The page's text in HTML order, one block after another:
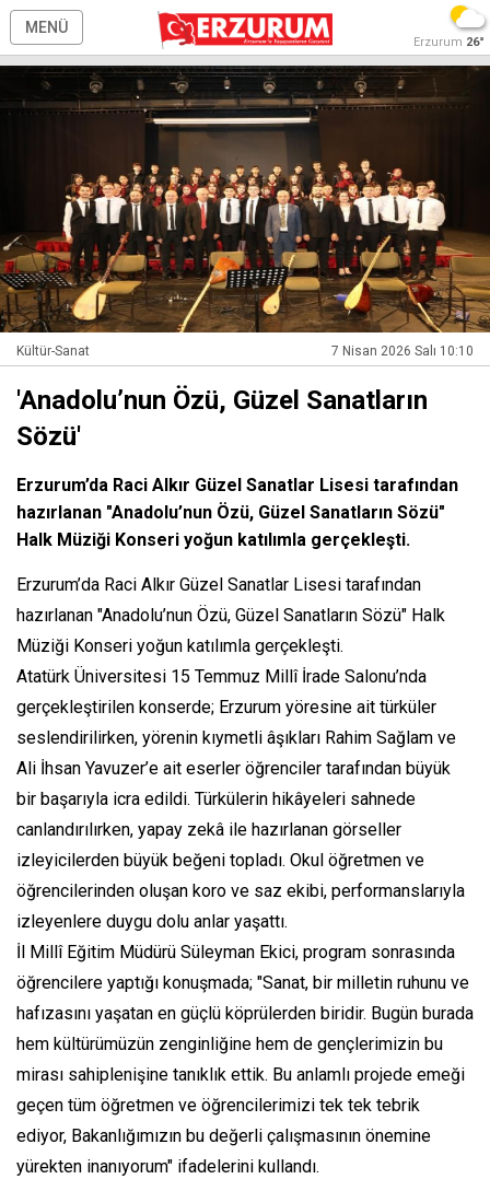
MENÜ
Erzurum 26°
Kültür-Sanat 7 Nisan 2026 Salı 10:10
'Anadolu’nun Özü, Güzel Sanatların
Sözü'
Erzurum’da Raci Alkır Güzel Sanatlar Lisesi tarafından
hazırlanan "Anadolu’nun Özü, Güzel Sanatların Sözü"
Halk Müziği Konseri yoğun katılımla gerçekleşti.
Erzurum’da Raci Alkır Güzel Sanatlar Lisesi tarafından
hazırlanan "Anadolu’nun Özü, Güzel Sanatların Sözü" Halk
Müziği Konseri yoğun katılımla gerçekleşti.
Atatürk Üniversitesi 15 Temmuz Millî İrade Salonu’nda
gerçekleştirilen konserde; Erzurum yöresine ait türküler
seslendirilirken, yörenin kıymetli âşıkları Rahim Sağlam ve
Ali İhsan Yavuzer’e ait eserler öğrenciler tarafından büyük
bir başarıyla icra edildi. Türkülerin hikâyeleri sahnede
canlandırılırken, yapay zekâ ile hazırlanan görseller
izleyicilerden büyük beğeni topladı. Okul öğretmen ve
öğrencilerinden oluşan koro ve saz ekibi, performanslarıyla
izleyenlere duygu dolu anlar yaşattı.
İl Millî Eğitim Müdürü Süleyman Ekici, program sonrasında
öğrencilere yaptığı konuşmada; "Sanat, bir milletin ruhunu ve
hafızasını yaşatan en güçlü köprülerden biridir. Bugün burada
hem kültürümüzün zenginliğine hem de gençlerimizin bu
mirası sahiplenişine tanıklık ettik. Bu anlamlı projede emeği
geçen tüm öğretmen ve öğrencilerimizi tek tek tebrik
ediyor, Bakanlığımızın bu değerli çalışmasının önemine
yürekten inanıyorum" ifadelerini kullandı.